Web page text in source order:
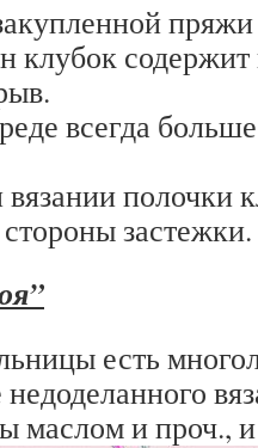
клубок
всегда
полочки
застежки.
есть
маслом и проч.,